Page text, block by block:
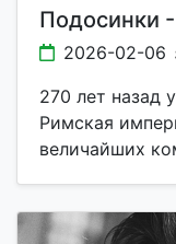
Подосинки
2026-02-06
270 лет назад
Римская
величайших